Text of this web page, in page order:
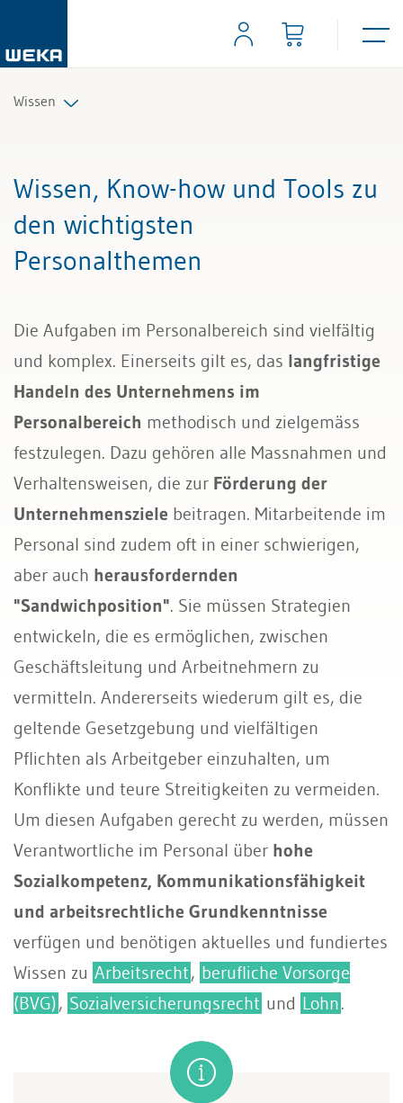
Wissen
Management
Führung & Kompetenzen
Recht
Bau & Immobilien
Wissen, Know-how und Tools zu
den wichtigsten
Personalthemen
Die Aufgaben im Personalbereich sind vielfältig
und komplex. Einerseits gilt es, das langfristige
Handeln des Unternehmens im
Personalbereich methodisch und zielgemäss
festzulegen. Dazu gehören alle Massnahmen und
Verhaltensweisen, die zur Förderung der
Unternehmensziele beitragen. Mitarbeitende im
Personal sind zudem oft in einer schwierigen,
aber auch herausfordernden
"Sandwichposition". Sie müssen Strategien
entwickeln, die es ermöglichen, zwischen
Geschäftsleitung und Arbeitnehmern zu
vermitteln. Andererseits wiederum gilt es, die
geltende Gesetzgebung und vielfältigen
Pflichten als Arbeitgeber einzuhalten, um
Konflikte und teure Streitigkeiten zu vermeiden.
Um diesen Aufgaben gerecht zu werden, müssen
Verantwortliche im Personal über hohe
Sozialkompetenz, Kommunikationsfähigkeit
und arbeitsrechtliche Grundkenntnisse
verfügen und benötigen aktuelles und fundiertes
Wissen zu Arbeitsrecht, berufliche Vorsorge
(BVG), Sozialversicherungsrecht und Lohn.